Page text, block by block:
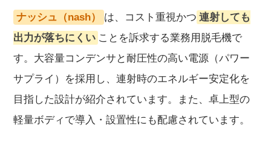
ナッシュ（nash） は、コスト重視かつ 連射しても
出力が落ちにくい ことを訴求する業務用脱毛機で
す。大容量コンデンサと耐圧性の高い電源（パワー
サプライ）を採用し、連射時のエネルギー安定化を
目指した設計が紹介されています。また、卓上型の
軽量ボディで導入・設置性にも配慮されています。